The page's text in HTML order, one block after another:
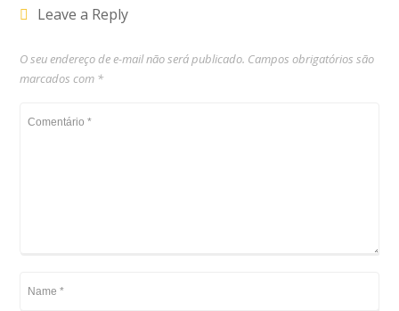
Leave a Reply
O seu endereço de e-mail não será publicado. Campos obrigatórios são
marcados com *